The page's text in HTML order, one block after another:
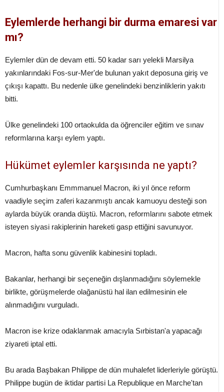
Eylemlerde herhangi bir durma emaresi var
mı?
Eylemler dün de devam etti. 50 kadar sarı yelekli Marsilya
yakınlarındaki Fos-sur-Mer'de bulunan yakıt deposuna giriş ve
çıkışı kapattı. Bu nedenle ülke genelindeki benzinliklerin yakıtı
bitti.
Ülke genelindeki 100 ortaokulda da öğrenciler eğitim ve sınav
reformlarına karşı eylem yaptı.
Hükümet eylemler karşısında ne yaptı?
Cumhurbaşkanı Emmmanuel Macron, iki yıl önce reform
vaadiyle seçim zaferi kazanmıştı ancak kamuoyu desteği son
aylarda büyük oranda düştü. Macron, reformlarını sabote etmek
isteyen siyasi rakiplerinin hareketi gasp ettiğini savunuyor.
Macron, hafta sonu güvenlik kabinesini topladı.
Bakanlar, herhangi bir seçeneğin dışlanmadığını söylemekle
birlikte, görüşmelerde olağanüstü hal ilan edilmesinin ele
alınmadığını vurguladı.
Macron ise krize odaklanmak amacıyla Sırbistan'a yapacağı
ziyareti iptal etti.
Bu arada Başbakan Philippe de dün muhalefet liderleriyle görüştü.
Philippe bugün de iktidar partisi La Republique en Marche'tan